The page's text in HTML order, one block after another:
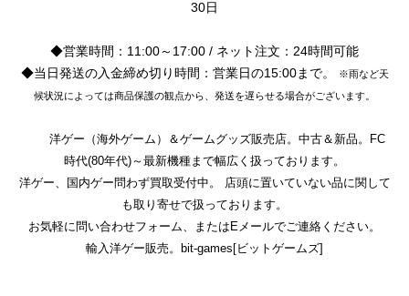
30日
◆営業時間：11:00～17:00 / ネット注文：24時間可能
◆当日発送の入金締め切り時間：営業日の15:00まで。
※雨など天
候状況によっては商品保護の観点から、発送を遅らせる場合がございます。
洋ゲー（海外ゲーム）＆ゲームグッズ販売店。中古＆新品。FC
時代(80年代)～最新機種まで幅広く扱っております。
洋ゲー、国内ゲー問わず買取受付中。 店頭に置いていない品に関して
も取り寄せで扱っております。
お気軽に問い合わせフォーム、またはEメールでご連絡ください。
輸入洋ゲー販売。bit-games[ビットゲームズ]